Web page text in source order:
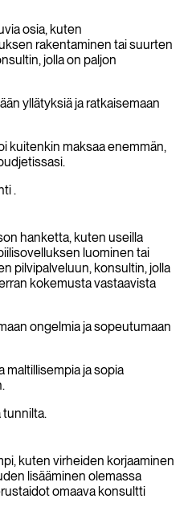
osia, kuten
rakentaminen tai suurten
jolla on paljon
yllätyksiä ja ratkaisemaan
kuitenkin maksaa enemmän,
.
hanketta, kuten useilla
luominen tai
pilvipalveluun, konsultin, jolla
kokemusta vastaavista
ongelmia ja sopeutumaan
maltillisempia ja sopia
tunnilta.
kuten virheiden korjaaminen
lisääminen olemassa
omaava konsultti